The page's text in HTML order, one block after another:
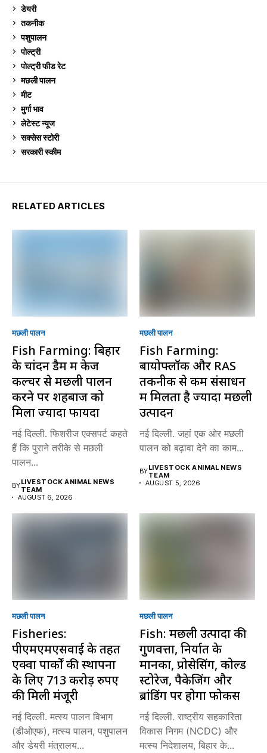
डेयरी
तकनीक
पशुपालन
पोल्ट्री
पोल्ट्री फीड रेट
मछली पालन
मीट
मुर्गा भाव
लेटेस्ट न्यूज
सक्सेस स्टो‍री
सरकारी स्की‍म
RELATED ARTICLES
मछली पालन
Fish Farming: बिहार
के चांदन डैम में केज
कल्चर से मछली पालन
करने पर शहबाज को
मिला ज्यादा फायदा
नई दिल्ली. फिशरीज एक्सपर्ट कहते
हैं कि पुराने तरीके से मछली
पालन...
BYLIVESTOCK ANIMAL NEWS
TEAM
AUGUST 6, 2026
मछली पालन
Fish Farming:
बायोफ्लॉक और RAS
तकनीक से कम संसाधन
में मिलता है ज्यादा मछली
उत्पादन
नई दिल्ली. जहां एक ओर मछली
पालन को बढ़ावा देने का काम...
BYLIVESTOCK ANIMAL NEWS
TEAM
AUGUST 5, 2026
मछली पालन
Fisheries:
पीएमएमएसवाई के तहत
एक्वा पार्कों की स्थापना
के लिए 713 करोड़ रुपए
की मिली मंजूरी
नई दिल्ली. मत्स्य पालन विभाग
(डीओएफ), मत्स्य पालन, पशुपालन
और डेयरी मंत्रालय...
मछली पालन
Fish: मछली उत्पादों की
गुणवत्ता, निर्यात के
मानकों, प्रोसेसिंग, कोल्ड
स्टोरेज, पैकेजिंग और
ब्रांडिंग पर होगा फोकस
नई दिल्ली. राष्ट्रीय सहकारिता
विकास निगम (NCDC) और
मत्स्य निदेशालय, बिहार के...